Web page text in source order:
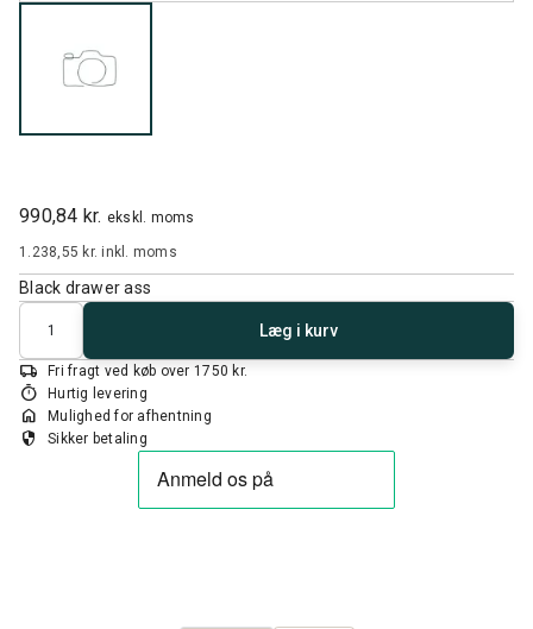
990,84 kr. ekskl. moms
1.238,55 kr.inkl. moms
Black drawer ass
Antal
Læg i kurv
local_shipping Fri fragt ved køb over 1750 kr.
timer Hurtig levering
home Mulighed for afhentning
security Sikker betaling